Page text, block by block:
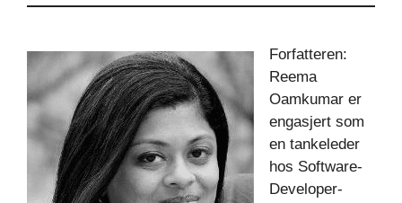
Forfatteren:
Reema
Oamkumar er
engasjert som
en tankeleder
hos Software-
Developer-